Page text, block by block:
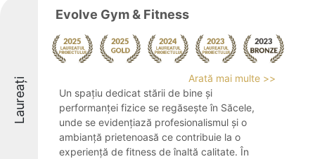
Laureați
Evolve Gym & Fitness
Arată mai multe >>
Un spațiu dedicat stării de bine și
performanței fizice se regăsește în Săcele,
unde se evidențiază profesionalismul și o
ambianță prietenoasă ce contribuie la o
experiență de fitness de înaltă calitate. În